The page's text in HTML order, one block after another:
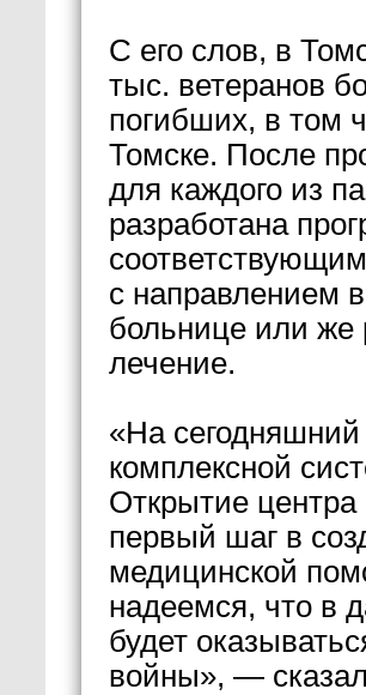
С его слов, в
тыс. ветеранов
погибших, в том
Томске. После
для каждого из
разработана
с направлением
больнице или же
лечение.
«На
комплексной
Открытие
первый шаг в
медицинской
надеемся, что в
будет
войны», —